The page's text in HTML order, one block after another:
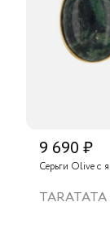
9 690 ₽
Серьги Olive с
TARATATA